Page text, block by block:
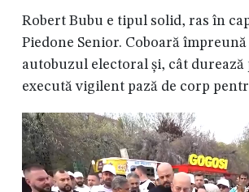
Robert Bubu e tipul solid, ras în
Piedone Senior. Coboară
autobuzul electoral și, cât durează
execută vigilent pază de corp